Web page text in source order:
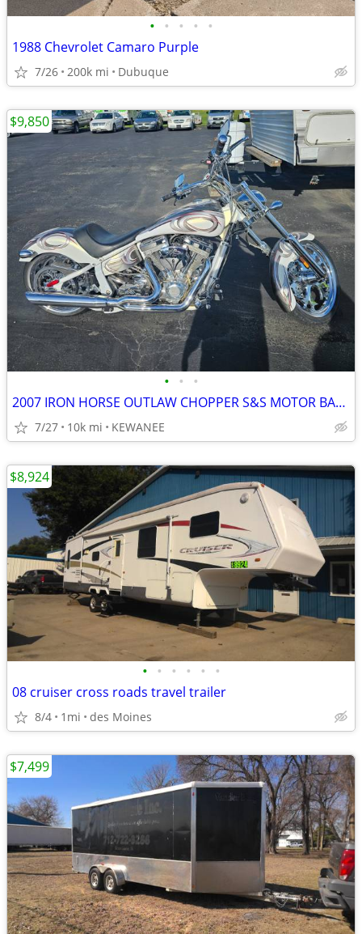
• • • • •
1988 Chevrolet Camaro Purple
7/26 200k mi Dubuque
• • •
2007 IRON HORSE OUTLAW CHOPPER S&S MOTOR BAD ASS BIKE NASTY PIPES
7/27 10k mi KEWANEE
$9,850
• • • • • •
08 cruiser cross roads travel trailer
8/4 1mi des Moines
$8,924
$7,499